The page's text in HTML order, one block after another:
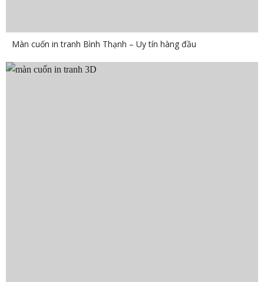
Màn cuốn in tranh Bình Thạnh – Uy tín hàng đầu